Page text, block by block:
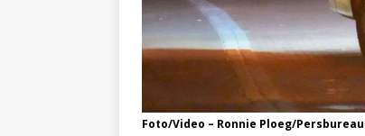
Foto/Video – Ronnie Ploeg/